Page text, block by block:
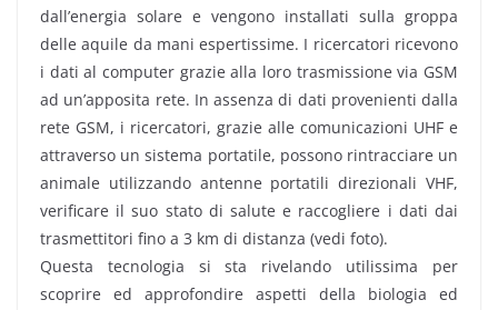
dall’energia solare e vengono installati sulla groppa
delle aquile da mani espertissime. I ricercatori ricevono
i dati al computer grazie alla loro trasmissione via GSM
ad un’apposita rete. In assenza di dati provenienti dalla
rete GSM, i ricercatori, grazie alle comunicazioni UHF e
attraverso un sistema portatile, possono rintracciare un
animale utilizzando antenne portatili direzionali VHF,
verificare il suo stato di salute e raccogliere i dati dai
trasmettitori fino a 3 km di distanza (vedi foto).
Questa tecnologia si sta rivelando utilissima per
scoprire ed approfondire aspetti della biologia ed